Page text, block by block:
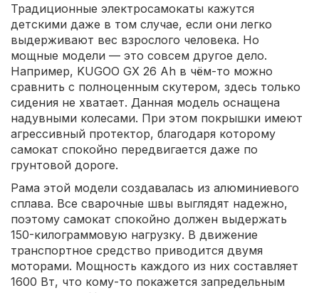
Традиционные электросамокаты кажутся
детскими даже в том случае, если они легко
выдерживают вес взрослого человека. Но
мощные модели — это совсем другое дело.
Например, KUGOO GX 26 Ah в чём-то можно
сравнить с полноценным скутером, здесь только
сидения не хватает. Данная модель оснащена
надувными колесами. При этом покрышки имеют
агрессивный протектор, благодаря которому
самокат спокойно передвигается даже по
грунтовой дороге.
Рама этой модели создавалась из алюминиевого
сплава. Все сварочные швы выглядят надежно,
поэтому самокат спокойно должен выдержать
150-килограммовую нагрузку. В движение
транспортное средство приводится двумя
моторами. Мощность каждого из них составляет
1600 Вт, что кому-то покажется запредельным